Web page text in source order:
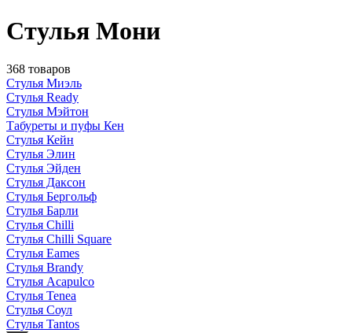
Стулья Мони
368 товаров
Стулья Миэль
Стулья Ready
Стулья Мэйтон
Табуреты и пуфы Кен
Стулья Кейн
Стулья Элин
Стулья Эйден
Стулья Даксон
Стулья Бергольф
Стулья Барли
Стулья Chilli
Стулья Chilli Square
Стулья Eames
Стулья Brandy
Стулья Acapulco
Стулья Tenea
Стулья Соул
Стулья Tantos